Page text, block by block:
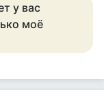
у вас
моё